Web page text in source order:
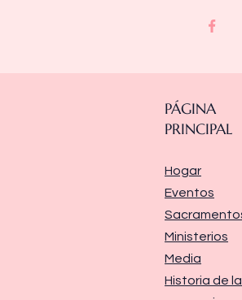
PÁGINA
PRINCIPAL
Hogar
Eventos
Ministerios
Media
Historia de la